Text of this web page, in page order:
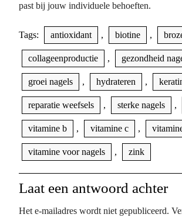
past bij jouw individuele behoeften.
Tags: antioxidant , biotine ,
collageenproductie , gezondheid
groei nagels , hydrateren ,
reparatie weefsels , sterke nagels ,
vitamine b , vitamine c ,
vitamine voor nagels , zink
Laat een antwoord achter
Het e-mailadres wordt niet gepubliceerd.